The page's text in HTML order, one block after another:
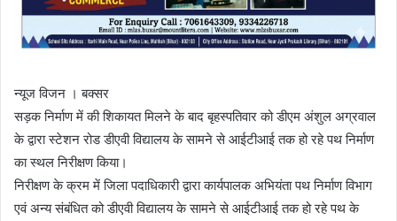
न्यूज विजन । बक्सर
सड़क निर्माण में की शिकायत मिलने के बाद बृहस्पतिवार को डीएम अंशुल अग्रवाल
के द्वारा स्टेशन रोड डीएवी विद्यालय के सामने से आईटीआई तक हो रहे पथ निर्माण
का स्थल निरीक्षण किया।
निरीक्षण के क्रम में जिला पदाधिकारी द्वारा कार्यपालक अभियंता पथ निर्माण विभाग
एवं अन्य संबंधित को डीएवी विद्यालय के सामने से आईटीआई तक हो रहे पथ के